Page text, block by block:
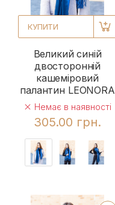
КУПИТИ
Великий синій
двосторонній
кашеміровий
палантин LEONORA
Немає в наявності
305.00 грн.